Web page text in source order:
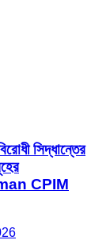
সিদ্ধান্তের
CPIM